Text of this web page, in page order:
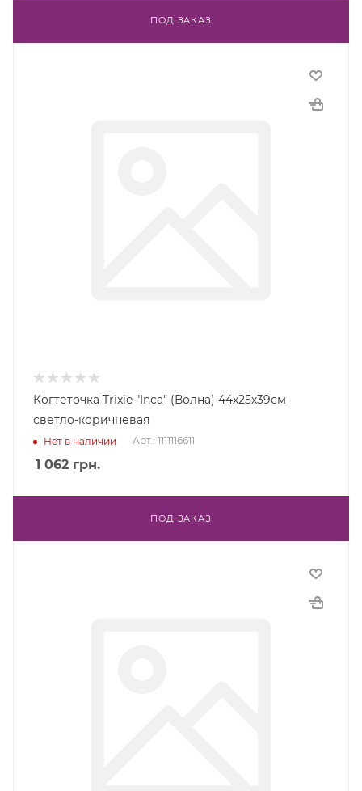
ПОД ЗАКАЗ
Когтеточка Trixie "Inca" (Волна) 44х25х39см
светло-коричневая
Нет в наличии Арт.: 1111116611
1 062 грн.
ПОД ЗАКАЗ